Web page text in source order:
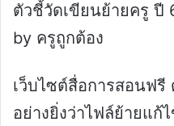
ตัวชี้วัดเขียนย้ายครู ปี
by ครูถูกต้อง
เว็บไซต์สื่อการสอนฟรี
อย่างยิ่งว่าไฟล์ย้ายแก้